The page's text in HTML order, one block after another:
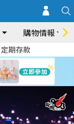
購物情報
定期存款